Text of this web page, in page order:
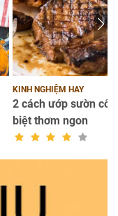
KINH NGHIỆM HAY
2 cách ướp sườn
biệt thơm ngon